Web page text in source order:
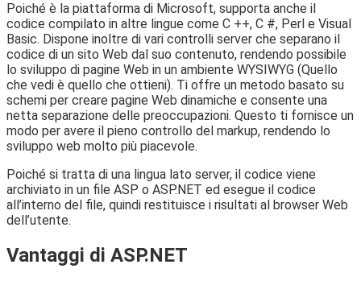
Poiché è la piattaforma di Microsoft, supporta anche il
codice compilato in altre lingue come C ++, C #, Perl e Visual
Basic. Dispone inoltre di vari controlli server che separano il
codice di un sito Web dal suo contenuto, rendendo possibile
lo sviluppo di pagine Web in un ambiente WYSIWYG (Quello
che vedi è quello che ottieni). Ti offre un metodo basato su
schemi per creare pagine Web dinamiche e consente una
netta separazione delle preoccupazioni. Questo ti fornisce un
modo per avere il pieno controllo del markup, rendendo lo
sviluppo web molto più piacevole.
Poiché si tratta di una lingua lato server, il codice viene
archiviato in un file ASP o ASP.NET ed esegue il codice
all’interno del file, quindi restituisce i risultati al browser Web
dell’utente.
Vantaggi di ASP.NET